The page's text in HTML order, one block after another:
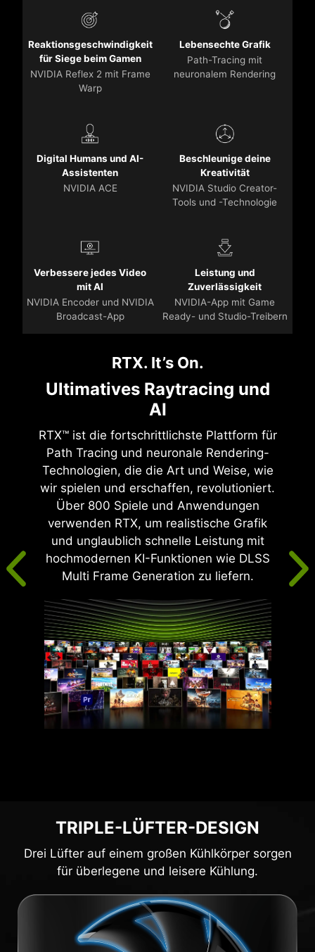
Reaktionsgeschwindigkeit
für Siege beim Gamen
NVIDIA Reflex 2 mit Frame
Warp
Lebensechte Grafik
Path-Tracing mit
neuronalem Rendering
Digital Humans und AI-
Assistenten
NVIDIA ACE
Beschleunige deine
Kreativität
NVIDIA Studio Creator-
Tools und -Technologie
Verbessere jedes Video
mit AI
NVIDIA Encoder und NVIDIA
Broadcast-App
Leistung und
Zuverlässigkeit
NVIDIA-App mit Game
Ready- und Studio-Treibern
RTX. It’s On.
Ultimatives Raytracing und
AI
RTX™ ist die fortschrittlichste Plattform für
Path Tracing und neuronale Rendering-
Technologien, die die Art und Weise, wie
wir spielen und erschaffen, revolutioniert.
Über 800 Spiele und Anwendungen
verwenden RTX, um realistische Grafik
und unglaublich schnelle Leistung mit
hochmodernen KI-Funktionen wie DLSS
Multi Frame Generation zu liefern.
TRIPLE-LÜFTER-DESIGN
Drei Lüfter auf einem großen Kühlkörper sorgen
für überlegene und leisere Kühlung.